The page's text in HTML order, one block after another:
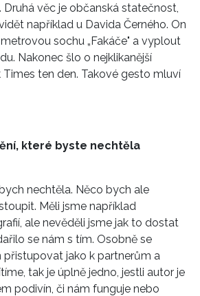
věc je občanská statečnost,
například u Davida Černého. On
sochu „Fakáče" a vyplout
Nakonec šlo o nejklikanější
Times ten den. Takové gesto mluví
které byste nechtěla
nechtěla. Něco bych ale
Měli jsme například
ale nevěděli jsme jak to dostat
se nám s tím. Osobně se
přistupovat jako k partnerům a
tak je úplně jedno, jestli autor je
podivín, či nám funguje nebo